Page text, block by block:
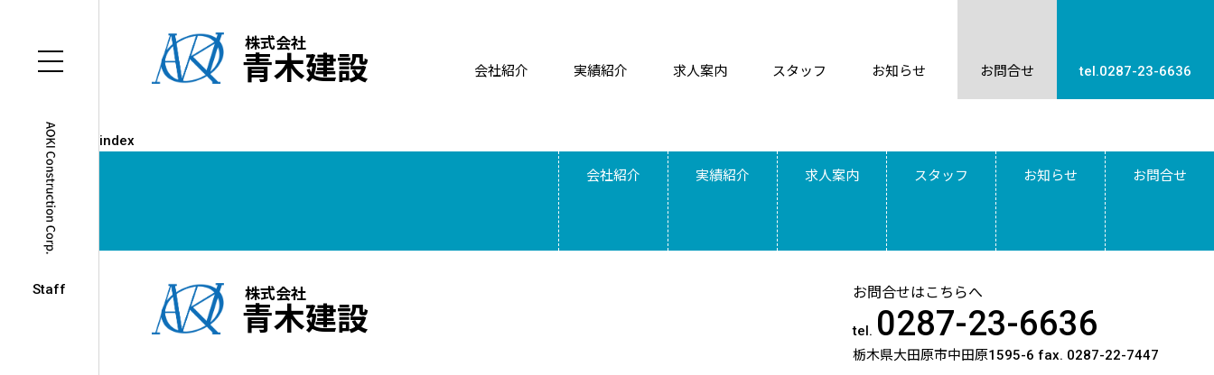
株式会社
青木建設 会社紹介 実績紹介 求人案内 スタッフ お知らせ お問合せ tel.0287-23-6636
Staff
index
会社紹介 実績紹介 求人案内 スタッフ お知らせ お問合せ
株式会社
青木建設
お問合せはこちらへ
tel. 0287-23-6636
栃木県大田原市中田原1595-6 fax. 0287-22-7447